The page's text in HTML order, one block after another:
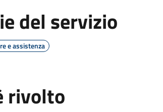
del servizio
e assistenza
rivolto